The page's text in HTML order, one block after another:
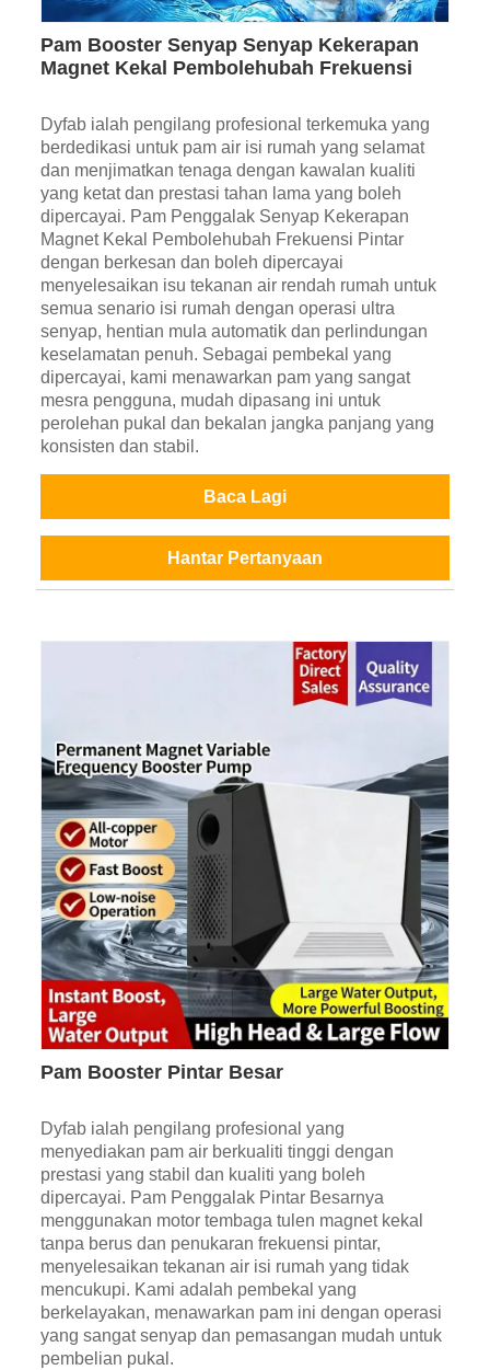
Pam Booster Senyap Senyap Kekerapan
Magnet Kekal Pembolehubah Frekuensi
Dyfab ialah pengilang profesional terkemuka yang
berdedikasi untuk pam air isi rumah yang selamat
dan menjimatkan tenaga dengan kawalan kualiti
yang ketat dan prestasi tahan lama yang boleh
dipercayai. Pam Penggalak Senyap Kekerapan
Magnet Kekal Pembolehubah Frekuensi Pintar
dengan berkesan dan boleh dipercayai
menyelesaikan isu tekanan air rendah rumah untuk
semua senario isi rumah dengan operasi ultra
senyap, hentian mula automatik dan perlindungan
keselamatan penuh. Sebagai pembekal yang
dipercayai, kami menawarkan pam yang sangat
mesra pengguna, mudah dipasang ini untuk
perolehan pukal dan bekalan jangka panjang yang
konsisten dan stabil.
Baca Lagi
Hantar Pertanyaan
Pam Booster Pintar Besar
Dyfab ialah pengilang profesional yang
menyediakan pam air berkualiti tinggi dengan
prestasi yang stabil dan kualiti yang boleh
dipercayai. Pam Penggalak Pintar Besarnya
menggunakan motor tembaga tulen magnet kekal
tanpa berus dan penukaran frekuensi pintar,
menyelesaikan tekanan air isi rumah yang tidak
mencukupi. Kami adalah pembekal yang
berkelayakan, menawarkan pam ini dengan operasi
yang sangat senyap dan pemasangan mudah untuk
pembelian pukal.